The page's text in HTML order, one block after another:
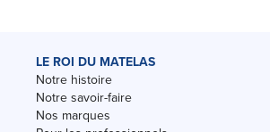
LE ROI DU MATELAS
Notre histoire
Notre savoir-faire
Nos marques